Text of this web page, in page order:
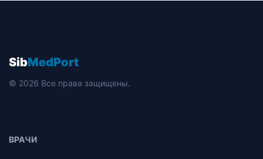
SibMedPort
© 2026 Все права защищены.
ВРАЧИ